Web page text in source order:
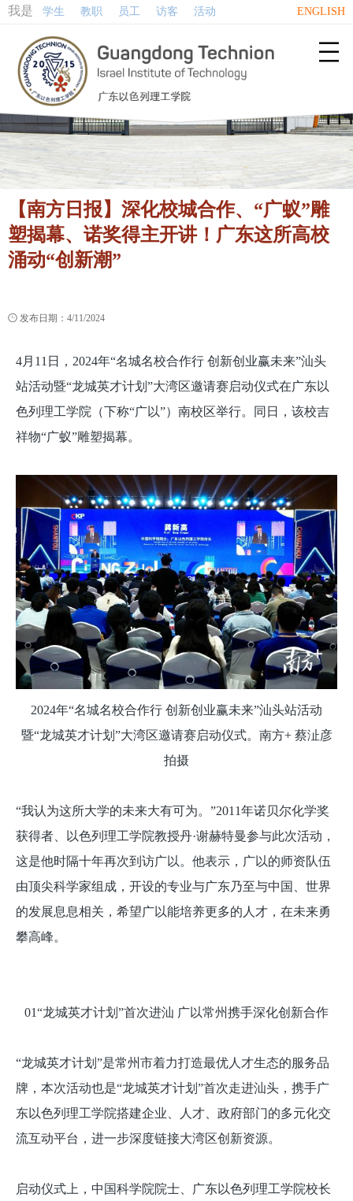
我是 学生 教职 员工 访客 活动 ENGLISH

【南方日报】深化校城合作、“广蚁”雕
塑揭幕、诺奖得主开讲！广东这所高校
涌动“创新潮”
 发布日期：4/11/2024
4月11日，2024年“名城名校合作行 创新创业赢未来”汕头
站活动暨“龙城英才计划”大湾区邀请赛启动仪式在广东以
色列理工学院（下称“广以”）南校区举行。同日，该校吉
祥物“广蚁”雕塑揭幕。
2024年“名城名校合作行 创新创业赢未来”汕头站活动
暨“龙城英才计划”大湾区邀请赛启动仪式。南方+ 蔡沚彦
拍摄
“我认为这所大学的未来大有可为。”2011年诺贝尔化学奖
获得者、以色列理工学院教授丹·谢赫特曼参与此次活动，
这是他时隔十年再次到访广以。他表示，广以的师资队伍
由顶尖科学家组成，开设的专业与广东乃至与中国、世界
的发展息息相关，希望广以能培养更多的人才，在未来勇
攀高峰。
01“龙城英才计划”首次进汕 广以常州携手深化创新合作
“龙城英才计划”是常州市着力打造最优人才生态的服务品
牌，本次活动也是“龙城英才计划”首次走进汕头，携手广
东以色列理工学院搭建企业、人才、政府部门的多元化交
流互动平台，进一步深度链接大湾区创新资源。
启动仪式上，中国科学院院士、广东以色列理工学院校长